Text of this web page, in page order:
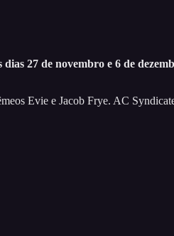
27 de novembro e 6 de
Evie e Jacob Frye. AC